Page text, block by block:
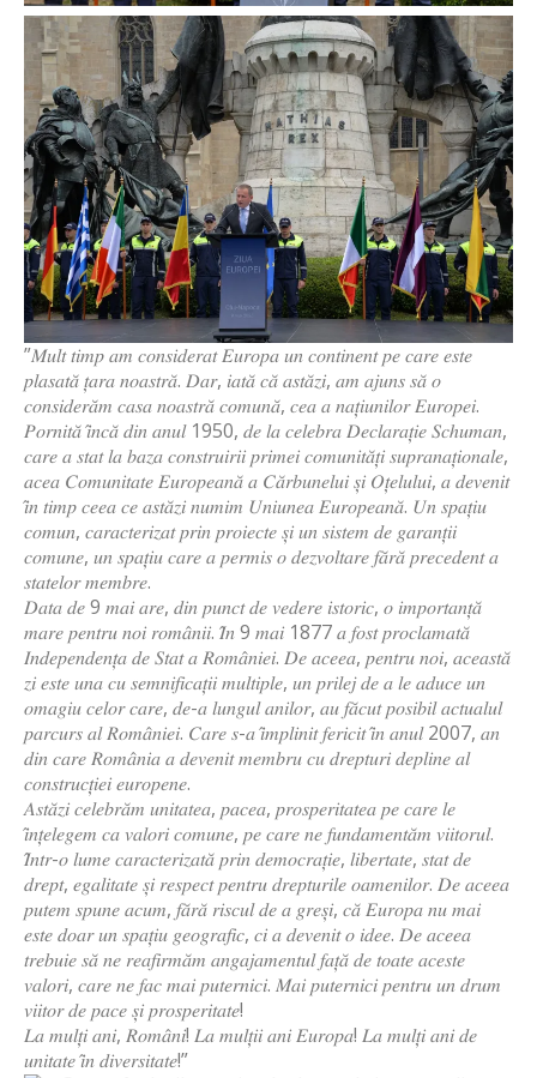
”𝑀𝑢𝑙𝑡 𝑡𝑖𝑚𝑝 𝑎𝑚 𝑐𝑜𝑛𝑠𝑖𝑑𝑒𝑟𝑎𝑡 𝐸𝑢𝑟𝑜𝑝𝑎 𝑢𝑛 𝑐𝑜𝑛𝑡𝑖𝑛𝑒𝑛𝑡 𝑝𝑒 𝑐𝑎𝑟𝑒 𝑒𝑠𝑡𝑒
𝑝𝑙𝑎𝑠𝑎𝑡𝑎̆ 𝑡̦𝑎𝑟𝑎 𝑛𝑜𝑎𝑠𝑡𝑟𝑎̆. 𝐷𝑎𝑟, 𝑖𝑎𝑡𝑎̆ 𝑐𝑎̆ 𝑎𝑠𝑡𝑎̆𝑧𝑖, 𝑎𝑚 𝑎𝑗𝑢𝑛𝑠 𝑠𝑎̆ 𝑜
𝑐𝑜𝑛𝑠𝑖𝑑𝑒𝑟𝑎̆𝑚 𝑐𝑎𝑠𝑎 𝑛𝑜𝑎𝑠𝑡𝑟𝑎̆ 𝑐𝑜𝑚𝑢𝑛𝑎̆, 𝑐𝑒𝑎 𝑎 𝑛𝑎𝑡̦𝑖𝑢𝑛𝑖𝑙𝑜𝑟 𝐸𝑢𝑟𝑜𝑝𝑒𝑖.
𝑃𝑜𝑟𝑛𝑖𝑡𝑎̆ 𝑖̂𝑛𝑐𝑎̆ 𝑑𝑖𝑛 𝑎𝑛𝑢𝑙 1950, 𝑑𝑒 𝑙𝑎 𝑐𝑒𝑙𝑒𝑏𝑟𝑎 𝐷𝑒𝑐𝑙𝑎𝑟𝑎𝑡̦𝑖𝑒 𝑆𝑐ℎ𝑢𝑚𝑎𝑛,
𝑐𝑎𝑟𝑒 𝑎 𝑠𝑡𝑎𝑡 𝑙𝑎 𝑏𝑎𝑧𝑎 𝑐𝑜𝑛𝑠𝑡𝑟𝑢𝑖𝑟𝑖𝑖 𝑝𝑟𝑖𝑚𝑒𝑖 𝑐𝑜𝑚𝑢𝑛𝑖𝑡𝑎̆𝑡̦𝑖 𝑠𝑢𝑝𝑟𝑎𝑛𝑎𝑡̦𝑖𝑜𝑛𝑎𝑙𝑒,
𝑎𝑐𝑒𝑎 𝐶𝑜𝑚𝑢𝑛𝑖𝑡𝑎𝑡𝑒 𝐸𝑢𝑟𝑜𝑝𝑒𝑎𝑛𝑎̆ 𝑎 𝐶𝑎̆𝑟𝑏𝑢𝑛𝑒𝑙𝑢𝑖 𝑠̦𝑖 𝑂𝑡̦𝑒𝑙𝑢𝑙𝑢𝑖, 𝑎 𝑑𝑒𝑣𝑒𝑛𝑖𝑡
𝑖̂𝑛 𝑡𝑖𝑚𝑝 𝑐𝑒𝑒𝑎 𝑐𝑒 𝑎𝑠𝑡𝑎̆𝑧𝑖 𝑛𝑢𝑚𝑖𝑚 𝑈𝑛𝑖𝑢𝑛𝑒𝑎 𝐸𝑢𝑟𝑜𝑝𝑒𝑎𝑛𝑎̆. 𝑈𝑛 𝑠𝑝𝑎𝑡̦𝑖𝑢
𝑐𝑜𝑚𝑢𝑛, 𝑐𝑎𝑟𝑎𝑐𝑡𝑒𝑟𝑖𝑧𝑎𝑡 𝑝𝑟𝑖𝑛 𝑝𝑟𝑜𝑖𝑒𝑐𝑡𝑒 𝑠̦𝑖 𝑢𝑛 𝑠𝑖𝑠𝑡𝑒𝑚 𝑑𝑒 𝑔𝑎𝑟𝑎𝑛𝑡̦𝑖𝑖
𝑐𝑜𝑚𝑢𝑛𝑒, 𝑢𝑛 𝑠𝑝𝑎𝑡̦𝑖𝑢 𝑐𝑎𝑟𝑒 𝑎 𝑝𝑒𝑟𝑚𝑖𝑠 𝑜 𝑑𝑒𝑧𝑣𝑜𝑙𝑡𝑎𝑟𝑒 𝑓𝑎̆𝑟𝑎̆ 𝑝𝑟𝑒𝑐𝑒𝑑𝑒𝑛𝑡 𝑎
𝑠𝑡𝑎𝑡𝑒𝑙𝑜𝑟 𝑚𝑒𝑚𝑏𝑟𝑒.
𝐷𝑎𝑡𝑎 𝑑𝑒 9 𝑚𝑎𝑖 𝑎𝑟𝑒, 𝑑𝑖𝑛 𝑝𝑢𝑛𝑐𝑡 𝑑𝑒 𝑣𝑒𝑑𝑒𝑟𝑒 𝑖𝑠𝑡𝑜𝑟𝑖𝑐, 𝑜 𝑖𝑚𝑝𝑜𝑟𝑡𝑎𝑛𝑡̦𝑎̆
𝑚𝑎𝑟𝑒 𝑝𝑒𝑛𝑡𝑟𝑢 𝑛𝑜𝑖 𝑟𝑜𝑚𝑎̂𝑛𝑖𝑖. 𝐼̂𝑛 9 𝑚𝑎𝑖 1877 𝑎 𝑓𝑜𝑠𝑡 𝑝𝑟𝑜𝑐𝑙𝑎𝑚𝑎𝑡𝑎̆
𝐼𝑛𝑑𝑒𝑝𝑒𝑛𝑑𝑒𝑛𝑡̦𝑎 𝑑𝑒 𝑆𝑡𝑎𝑡 𝑎 𝑅𝑜𝑚𝑎̂𝑛𝑖𝑒𝑖. 𝐷𝑒 𝑎𝑐𝑒𝑒𝑎, 𝑝𝑒𝑛𝑡𝑟𝑢 𝑛𝑜𝑖, 𝑎𝑐𝑒𝑎𝑠𝑡𝑎̆
𝑧𝑖 𝑒𝑠𝑡𝑒 𝑢𝑛𝑎 𝑐𝑢 𝑠𝑒𝑚𝑛𝑖𝑓𝑖𝑐𝑎𝑡̦𝑖𝑖 𝑚𝑢𝑙𝑡𝑖𝑝𝑙𝑒, 𝑢𝑛 𝑝𝑟𝑖𝑙𝑒𝑗 𝑑𝑒 𝑎 𝑙𝑒 𝑎𝑑𝑢𝑐𝑒 𝑢𝑛
𝑜𝑚𝑎𝑔𝑖𝑢 𝑐𝑒𝑙𝑜𝑟 𝑐𝑎𝑟𝑒, 𝑑𝑒-𝑎 𝑙𝑢𝑛𝑔𝑢𝑙 𝑎𝑛𝑖𝑙𝑜𝑟, 𝑎𝑢 𝑓𝑎̆𝑐𝑢𝑡 𝑝𝑜𝑠𝑖𝑏𝑖𝑙 𝑎𝑐𝑡𝑢𝑎𝑙𝑢𝑙
𝑝𝑎𝑟𝑐𝑢𝑟𝑠 𝑎𝑙 𝑅𝑜𝑚𝑎̂𝑛𝑖𝑒𝑖. 𝐶𝑎𝑟𝑒 𝑠-𝑎 𝑖̂𝑚𝑝𝑙𝑖𝑛𝑖𝑡 𝑓𝑒𝑟𝑖𝑐𝑖𝑡 𝑖̂𝑛 𝑎𝑛𝑢𝑙 2007, 𝑎𝑛
𝑑𝑖𝑛 𝑐𝑎𝑟𝑒 𝑅𝑜𝑚𝑎̂𝑛𝑖𝑎 𝑎 𝑑𝑒𝑣𝑒𝑛𝑖𝑡 𝑚𝑒𝑚𝑏𝑟𝑢 𝑐𝑢 𝑑𝑟𝑒𝑝𝑡𝑢𝑟𝑖 𝑑𝑒𝑝𝑙𝑖𝑛𝑒 𝑎𝑙
𝑐𝑜𝑛𝑠𝑡𝑟𝑢𝑐𝑡̦𝑖𝑒𝑖 𝑒𝑢𝑟𝑜𝑝𝑒𝑛𝑒.
𝐴𝑠𝑡𝑎̆𝑧𝑖 𝑐𝑒𝑙𝑒𝑏𝑟𝑎̆𝑚 𝑢𝑛𝑖𝑡𝑎𝑡𝑒𝑎, 𝑝𝑎𝑐𝑒𝑎, 𝑝𝑟𝑜𝑠𝑝𝑒𝑟𝑖𝑡𝑎𝑡𝑒𝑎 𝑝𝑒 𝑐𝑎𝑟𝑒 𝑙𝑒
𝑖̂𝑛𝑡̦𝑒𝑙𝑒𝑔𝑒𝑚 𝑐𝑎 𝑣𝑎𝑙𝑜𝑟𝑖 𝑐𝑜𝑚𝑢𝑛𝑒, 𝑝𝑒 𝑐𝑎𝑟𝑒 𝑛𝑒 𝑓𝑢𝑛𝑑𝑎𝑚𝑒𝑛𝑡𝑎̆𝑚 𝑣𝑖𝑖𝑡𝑜𝑟𝑢𝑙.
𝐼̂𝑛𝑡𝑟-𝑜 𝑙𝑢𝑚𝑒 𝑐𝑎𝑟𝑎𝑐𝑡𝑒𝑟𝑖𝑧𝑎𝑡𝑎̆ 𝑝𝑟𝑖𝑛 𝑑𝑒𝑚𝑜𝑐𝑟𝑎𝑡̦𝑖𝑒, 𝑙𝑖𝑏𝑒𝑟𝑡𝑎𝑡𝑒, 𝑠𝑡𝑎𝑡 𝑑𝑒
𝑑𝑟𝑒𝑝𝑡, 𝑒𝑔𝑎𝑙𝑖𝑡𝑎𝑡𝑒 𝑠̦𝑖 𝑟𝑒𝑠𝑝𝑒𝑐𝑡 𝑝𝑒𝑛𝑡𝑟𝑢 𝑑𝑟𝑒𝑝𝑡𝑢𝑟𝑖𝑙𝑒 𝑜𝑎𝑚𝑒𝑛𝑖𝑙𝑜𝑟. 𝐷𝑒 𝑎𝑐𝑒𝑒𝑎
𝑝𝑢𝑡𝑒𝑚 𝑠𝑝𝑢𝑛𝑒 𝑎𝑐𝑢𝑚, 𝑓𝑎̆𝑟𝑎̆ 𝑟𝑖𝑠𝑐𝑢𝑙 𝑑𝑒 𝑎 𝑔𝑟𝑒𝑠̦𝑖, 𝑐𝑎̆ 𝐸𝑢𝑟𝑜𝑝𝑎 𝑛𝑢 𝑚𝑎𝑖
𝑒𝑠𝑡𝑒 𝑑𝑜𝑎𝑟 𝑢𝑛 𝑠𝑝𝑎𝑡̦𝑖𝑢 𝑔𝑒𝑜𝑔𝑟𝑎𝑓𝑖𝑐, 𝑐𝑖 𝑎 𝑑𝑒𝑣𝑒𝑛𝑖𝑡 𝑜 𝑖𝑑𝑒𝑒. 𝐷𝑒 𝑎𝑐𝑒𝑒𝑎
𝑡𝑟𝑒𝑏𝑢𝑖𝑒 𝑠𝑎̆ 𝑛𝑒 𝑟𝑒𝑎𝑓𝑖𝑟𝑚𝑎̆𝑚 𝑎𝑛𝑔𝑎𝑗𝑎𝑚𝑒𝑛𝑡𝑢𝑙 𝑓𝑎𝑡̦𝑎̆ 𝑑𝑒 𝑡𝑜𝑎𝑡𝑒 𝑎𝑐𝑒𝑠𝑡𝑒
𝑣𝑎𝑙𝑜𝑟𝑖, 𝑐𝑎𝑟𝑒 𝑛𝑒 𝑓𝑎𝑐 𝑚𝑎𝑖 𝑝𝑢𝑡𝑒𝑟𝑛𝑖𝑐𝑖. 𝑀𝑎𝑖 𝑝𝑢𝑡𝑒𝑟𝑛𝑖𝑐𝑖 𝑝𝑒𝑛𝑡𝑟𝑢 𝑢𝑛 𝑑𝑟𝑢𝑚
𝑣𝑖𝑖𝑡𝑜𝑟 𝑑𝑒 𝑝𝑎𝑐𝑒 𝑠̦𝑖 𝑝𝑟𝑜𝑠𝑝𝑒𝑟𝑖𝑡𝑎𝑡𝑒!
𝐿𝑎 𝑚𝑢𝑙𝑡̦𝑖 𝑎𝑛𝑖, 𝑅𝑜𝑚𝑎̂𝑛𝑖! 𝐿𝑎 𝑚𝑢𝑙𝑡̦𝑖𝑖 𝑎𝑛𝑖 𝐸𝑢𝑟𝑜𝑝𝑎! 𝐿𝑎 𝑚𝑢𝑙𝑡̦𝑖 𝑎𝑛𝑖 𝑑𝑒
𝑢𝑛𝑖𝑡𝑎𝑡𝑒 𝑖̂𝑛 𝑑𝑖𝑣𝑒𝑟𝑠𝑖𝑡𝑎𝑡𝑒!”